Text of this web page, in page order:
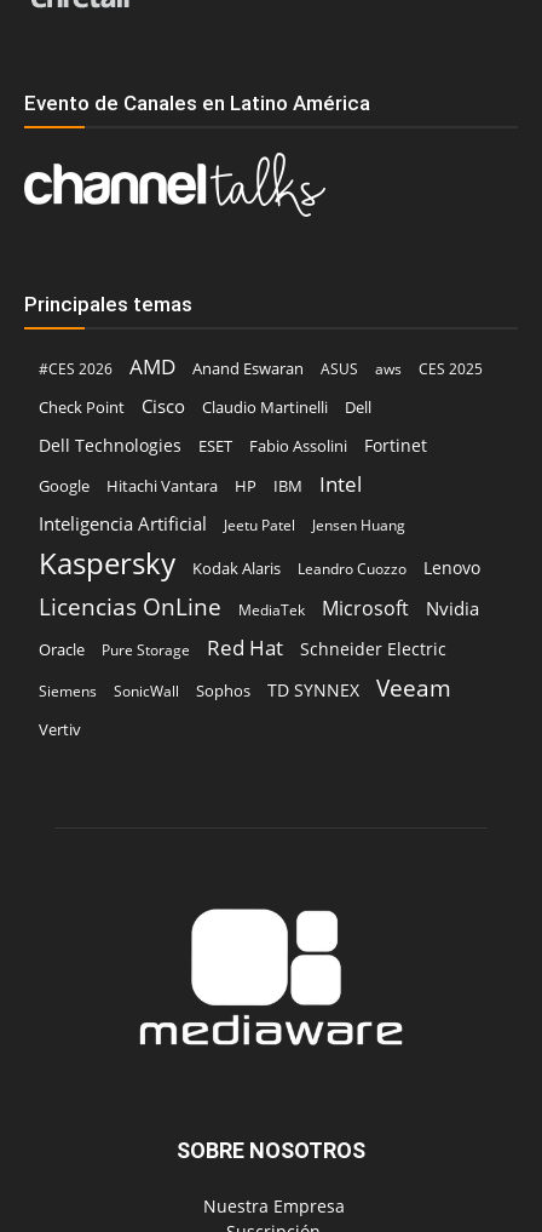
Evento de Canales en Latino América
Principales temas
#CES 2026 AMD Anand Eswaran ASUS aws
CES 2025
Check Point
Cisco Claudio Martinelli Dell
Dell Technologies ESET Fabio Assolini Fortinet
Google Hitachi Vantara HP IBM Intel
Inteligencia Artificial Jeetu Patel Jensen Huang
Kaspersky Kodak Alaris Leandro Cuozzo Lenovo
Licencias OnLine MediaTek Microsoft Nvidia
Oracle Pure Storage Red Hat Schneider Electric
Siemens SonicWall Sophos TD SYNNEX Veeam
Vertiv
SOBRE NOSOTROS
‎ Nuestra Empresa